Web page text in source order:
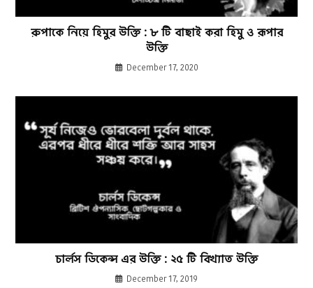
রুপাকে নিয়ে হিমুর উক্তি : ৮ টি বাছাই করা হিমু ও রূপার
উক্তি
December 17, 2020
চার্লস ডিকেন্স এর উক্তি : ২৫ টি বিখ্যাত উক্তি
December 17, 2019